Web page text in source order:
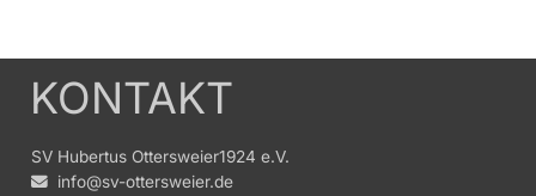
KONTAKT
SV Hubertus Ottersweier1924 e.V.
info@sv-ottersweier.de